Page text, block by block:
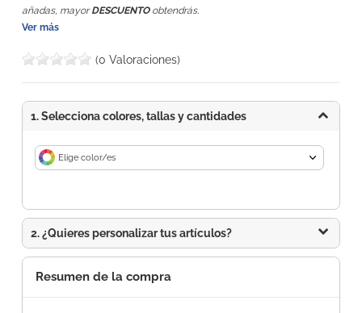
añadas, mayorDESCUENTOobtendrás.
Ver más
(0 Valoraciones)
1. Selecciona colores, tallas y cantidades
Elige color/es
2. ¿Quieres personalizar tus artículos?
Resumen de la compra